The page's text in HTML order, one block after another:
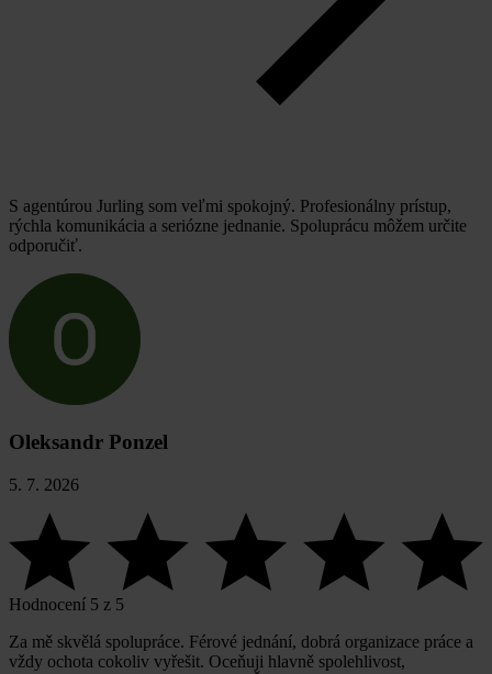
S agentúrou Jurling som veľmi spokojný. Profesionálny prístup,
rýchla komunikácia a seriózne jednanie. Spoluprácu môžem určite
odporučiť.
Oleksandr Ponzel
5. 7. 2026
Hodnocení 5 z 5
Za mě skvělá spolupráce. Férové jednání, dobrá organizace práce a
vždy ochota cokoliv vyřešit. Oceňuji hlavně spolehlivost,